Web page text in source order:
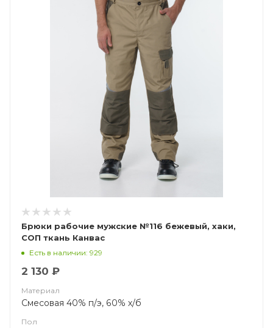
Брюки рабочие мужские №116 бежевый, хаки,
СОП ткань Канвас
Есть в наличии: 929
2 130 ₽
Материал
Смесовая 40% п/э, 60% х/б
Пол